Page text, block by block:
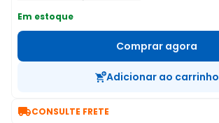
Em estoque
Comprar agora
Adicionar ao carrinho
CONSULTE FRETE